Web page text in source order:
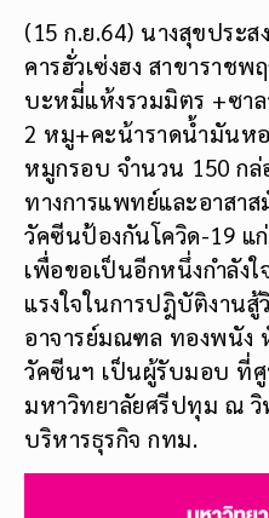
(15 ก.ย.64) นางสุขประส
คารฮั่วเซ่งฮง สาขาราช
บะหมี่แห้งรวมมิตร +ซาล
2 หมู+คะน้าราดน้ำมันห
หมูกรอบ จำนวน 150 ก
ทางการแพทย์และอาสา
วัคซีนป้องกันโควิด-19 แ
เพื่อขอเป็นอีกหนึ่งกำลัง
แรงใจในการปฎิบัติงานสู้
อาจารย์มณฑล ทองพนัง
วัคซีนฯ เป็นผู้รับมอบ ที่
มหาวิทยาลัยศรีปทุม ณ วิ
บริหารธุรกิจ กทม.